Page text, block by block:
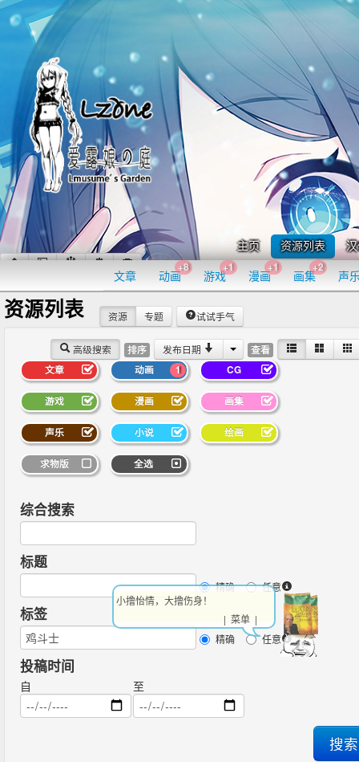
主页 资源列表
文章 动画
+8
游戏
+1
漫画
+1
画集
+2
声
资源列表
高级搜索 排序 发布日期 查看
资源 专题 试试手气
文章 1
动画 CG
游戏 漫画 画集
声乐 小说 绘画
求物版 全选
综合搜索
标题
精确 任意
标签
精确 任意
投稿时间
自 至
小撸怡情，大撸伤身！
| 菜单 |